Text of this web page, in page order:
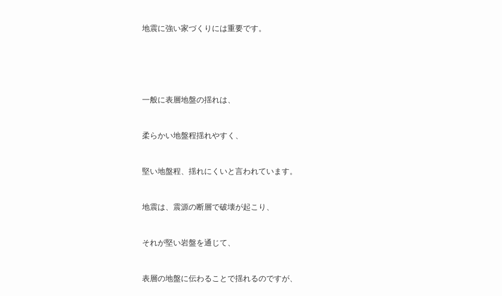
地震に強い家づくりには重要です。
一般に表層地盤の揺れは、
柔らかい地盤程揺れやすく、
堅い地盤程、揺れにくいと言われています。
地震は、震源の断層で破壊が起こり、
それが堅い岩盤を通じて、
表層の地盤に伝わることで揺れるのですが、